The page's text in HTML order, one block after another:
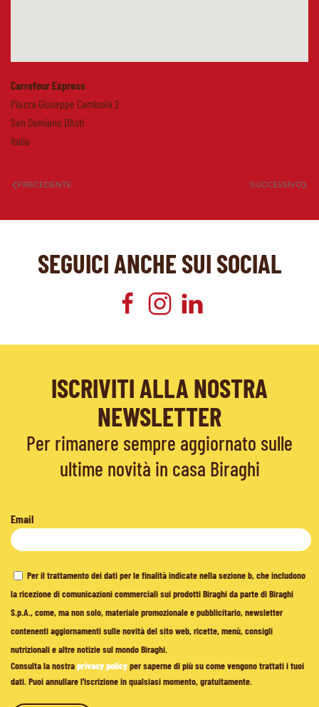
Carrefour Express
Piazza Giuseppe Camisola 2
San Damiano D'Asti
Italia
PRECEDENTE SUCCESSIVO
SEGUICI ANCHE SUI SOCIAL
ISCRIVITI ALLA NOSTRA
NEWSLETTER
Per rimanere sempre aggiornato sulle
ultime novità in casa Biraghi
Email
Per il trattamento dei dati per le finalità indicate nella sezione b, che includono
la ricezione di comunicazioni commerciali sui prodotti Biraghi da parte di Biraghi
S.p.A., come, ma non solo, materiale promozionale e pubblicitario, newsletter
contenenti aggiornamenti sulle novità del sito web, ricette, menù, consigli
nutrizionali e altre notizie sul mondo Biraghi.
Consulta la nostraprivacy policyper saperne di più su come vengono trattati i tuoi
dati. Puoi annullare l'iscrizione in qualsiasi momento, gratuitamente.